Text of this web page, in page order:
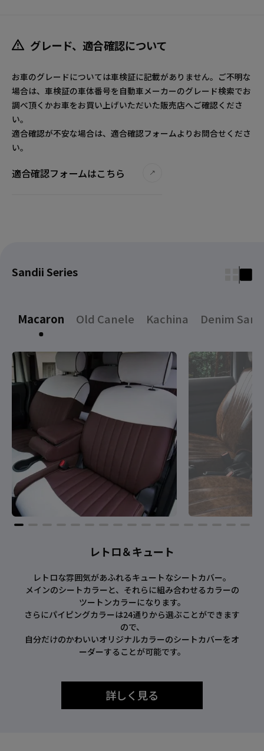
グレード、適合確認について
お車のグレードについては車検証に記載がありません。ご不明な
場合は、車検証の車体番号を自動車メーカーのグレード検索でお
調べ頂くかお車をお買い上げいただいた販売店へご確認くださ
い。
適合確認が不安な場合は、適合確認フォームよりお問合せくださ
い。
適合確認フォームはこちら
Sandii Series
Macaron Old Canele Kachina Denim Sand
レトロ＆キュート
レトロな雰囲気があふれるキュートなシートカバー。
メインのシートカラーと、それらに組み合わせるカラーの
ツートンカラーになります。
さらにパイピングカラーは24通りから選ぶことができます
ので、
自分だけのかわいいオリジナルカラーのシートカバーをオ
ーダーすることが可能です。
詳しく見る